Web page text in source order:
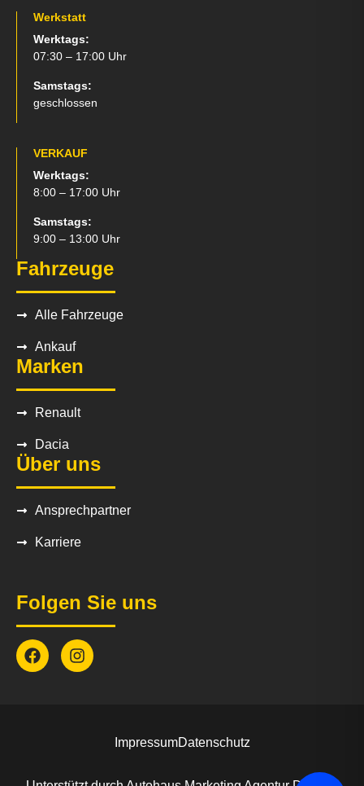
Werkstatt
Werktags:
07:30 – 17:00 Uhr
Samstags:
geschlossen
VERKAUF
Werktags:
8:00 – 17:00 Uhr
Samstags:
9:00 – 13:00 Uhr
Fahrzeuge
Alle Fahrzeuge
Ankauf
Marken
Renault
Dacia
Über uns
Ansprechpartner
Karriere
Folgen Sie uns
ImpressumDatenschutz